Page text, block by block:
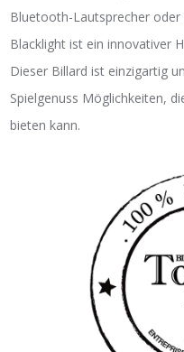
Bluetooth-Lautsprecher oder
Blacklight ist ein innovativer
Dieser Billard ist einzigartig
Spielgenuss Möglichkeiten,
bieten kann.